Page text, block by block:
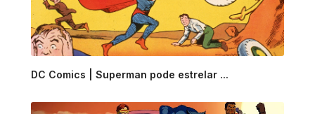
DC Comics | Superman pode estrelar ...